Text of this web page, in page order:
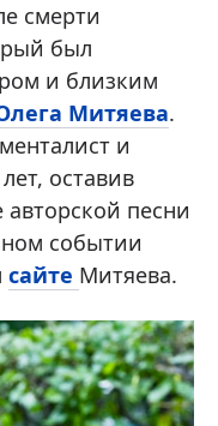
смерти
был
и близким
Митяева.
и
оставив
песни
событии
сайте Митяева.